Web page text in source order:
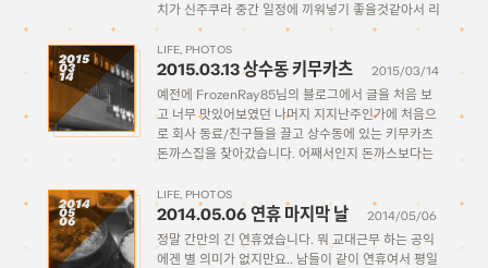
치가 신주쿠라 중간 일정에 끼워넣기 좋을것같아서 리
스트에 넣어두었던 곳이다. 일요일 낮에 디지몬을 보
고 나서 저녁에 코코사케 보기 전에 그 사이 타이밍에
먹을까 하고 식당을 가봤는데, […]
2015
03
14
LIFE PHOTOS
2015.03.13 상수동 키무카츠
2015/03/14
예전에 FrozenRay85님의 블로그에서 글을 처음 보
고 너무 맛있어보였던 나머지 지지난주인가에 처음으
로 회사 동료/친구들을 끌고 상수동에 있는 키무카츠
돈까스집을 찾아갔습니다. 어째서인지 돈까스보다는
무나도 감동적인 돈까스 맛에 저도 같이 갔던 친구들
도 하나같이 다 감탄을 금치 […]
2014
05
06
LIFE PHOTOS
2014.05.06 연휴 마지막 날
2014/05/06
정말 간만의 긴 연휴였습니다. 뭐 교대근무 하는 공익
에겐 별 의미가 없지만요.. 남들이 같이 연휴여서 평일